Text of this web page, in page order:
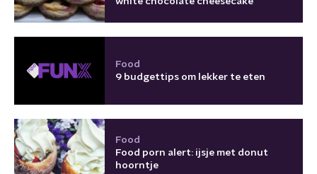
Food
9 budgettips om lekker te eten
Food
Food porn alert: ijsje met donut
hoorntje